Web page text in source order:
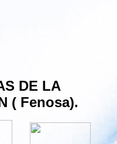
DE LA
( Fenosa).